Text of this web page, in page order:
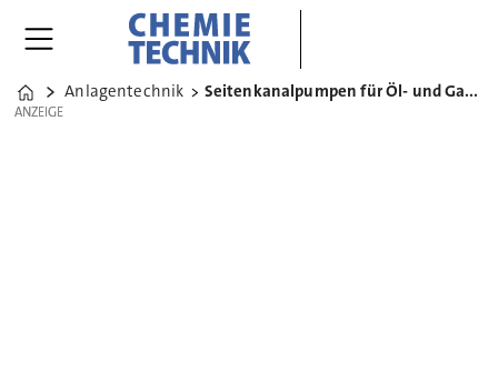
Home
Anlagentechnik Seitenkanalpumpen für Öl- und Gasanwendungen
ANZEIGE
ANZEIGE